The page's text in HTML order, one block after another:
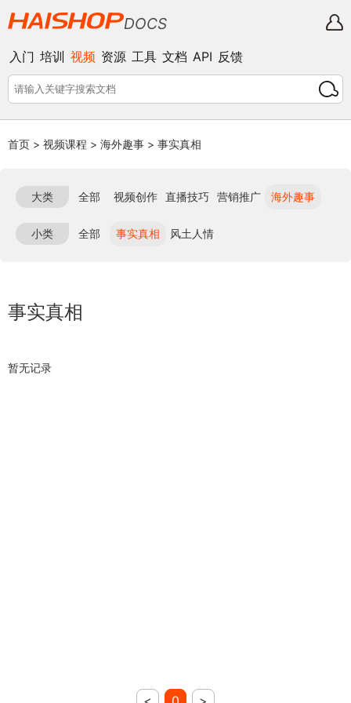
DOCS
入门 培训 视频 资源 工具 文档 API 反馈
首页 > 视频课程 > 海外趣事 > 事实真相
大类 全部 视频创作 直播技巧 营销推广 海外趣事
小类 全部 事实真相 风土人情
事实真相
暂无记录